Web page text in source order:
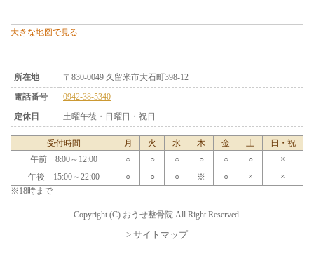
大きな地図で見る
所在地
〒830-0049 久留米市大石町398-12
電話番号
0942-38-5340
定休日
土曜午後・日曜日・祝日
受付時間 月 火 水 木 金 土
日・祝
午前 8:00～12:00
○ ○ ○ ○ ○ ○
×
午後 15:00～22:00
○ ○ ○ ※ ○ ×
×
※18時まで
Copyright (C) おうせ整骨院 All Right Reserved.
> サイトマップ